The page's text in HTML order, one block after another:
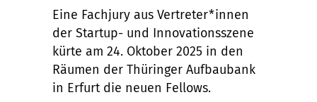
Eine Fachjury aus Vertreter*innen
der Startup- und Innovationsszene
kürte am 24. Oktober 2025 in den
Räumen der Thüringer Aufbaubank
in Erfurt die neuen Fellows.